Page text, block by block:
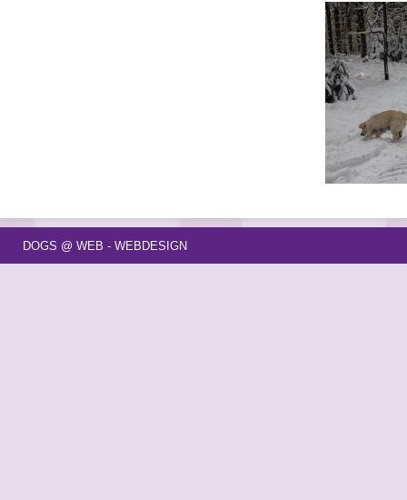
DOGS @ WEB - WEBDESIGN